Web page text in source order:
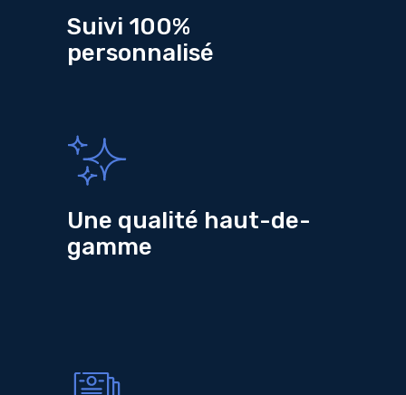
Suivi 100%
personnalisé
Une qualité haut-de-
gamme